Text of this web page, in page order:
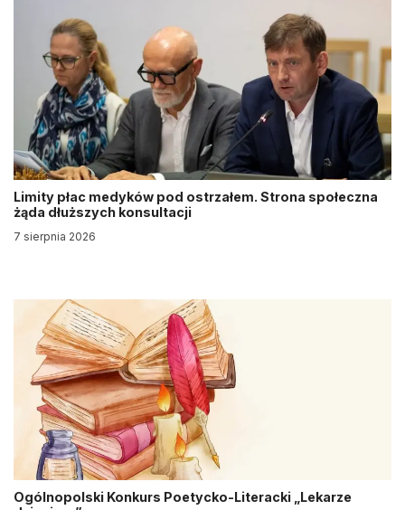
Limity płac medyków pod ostrzałem. Strona społeczna
żąda dłuższych konsultacji
7 sierpnia 2026
Ogólnopolski Konkurs Poetycko-Literacki „Lekarze